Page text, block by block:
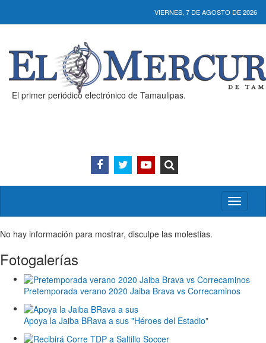
VIERNES, 7 DE AGOSTO DE 2026
El primer periódico electrónico de Tamaulipas.
Activar/
menú
No hay información para mostrar, disculpe las molestias.
Fotogalerías
Pretemporada verano 2020 Jaiba Brava vs Correcaminos
Apoya la Jaiba BRava a sus "Héroes del Estadio"